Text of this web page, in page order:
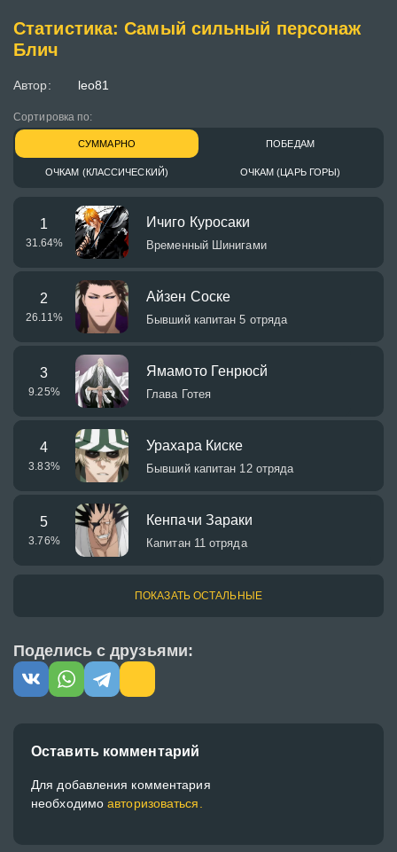
Статистика: Самый сильный персонаж
Блич
Автор: leo81
Сортировка по:
СУММАРНО ПОБЕДАМ
ОЧКАМ (КЛАССИЧЕСКИЙ) ОЧКАМ (ЦАРЬ ГОРЫ)
1
31.64%
Ичиго Куросаки
Временный Шинигами
2
26.11%
Айзен Соске
Бывший капитан 5 отряда
3
9.25%
Ямамото Генрюсй
Глава Готея
4
3.83%
Урахара Киске
Бывший капитан 12 отряда
5
3.76%
Кенпачи Зараки
Капитан 11 отряда
ПОКАЗАТЬ ОСТАЛЬНЫЕ
Поделись с друзьями:
Оставить комментарий
Для добавления комментария
необходимоавторизоваться.